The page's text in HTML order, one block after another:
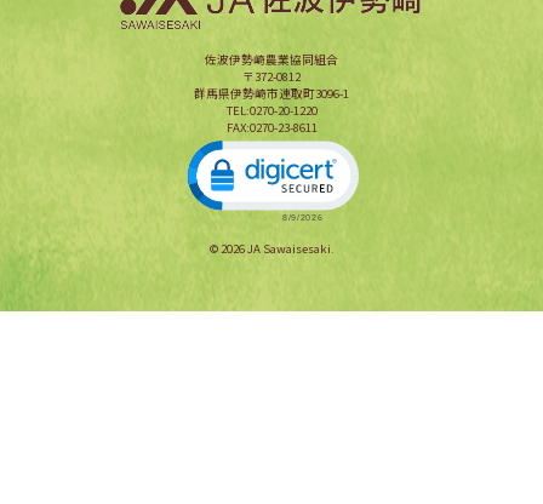
佐波伊勢崎農業協同組合
〒372-0812
群馬県伊勢崎市連取町3096-1
TEL:0270-20-1220
FAX:0270-23-8611
Click to open certificate verification popup
© 2026 JA Sawaisesaki.